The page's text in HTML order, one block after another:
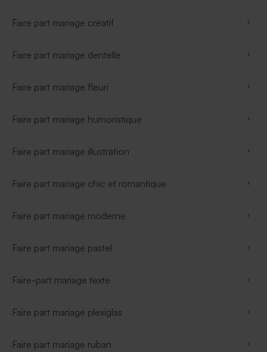
Faire part mariage créatif
Faire part mariage dentelle
Faire part mariage fleuri
Faire part mariage humoristique
Faire part mariage illustration
Faire part mariage chic et romantique
Faire part mariage moderne
Faire part mariage pastel
Faire-part mariage texte
Faire part mariage plexiglas
Faire part mariage ruban